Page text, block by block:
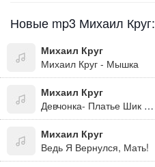
Новые mp3 Михаил Круг:
Михаил Круг
Михаил Круг - Мышка
Михаил Круг
Девчонка- Платье Шик Аля Париж
Михаил Круг
Ведь Я Вернулся, Мать!